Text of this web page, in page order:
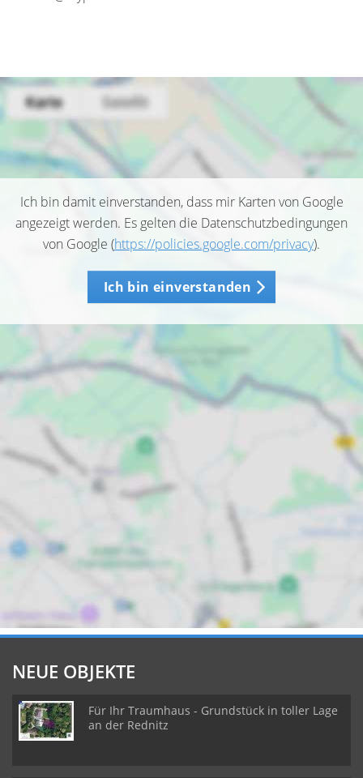
Ich bin damit einverstanden, dass mir Karten von Google
angezeigt werden. Es gelten die Datenschutzbedingungen
von Google (https://policies.google.com/privacy).
Ich bin einverstanden
NEUE OBJEKTE
Für Ihr Traumhaus - Grundstück in toller Lage
an der Rednitz